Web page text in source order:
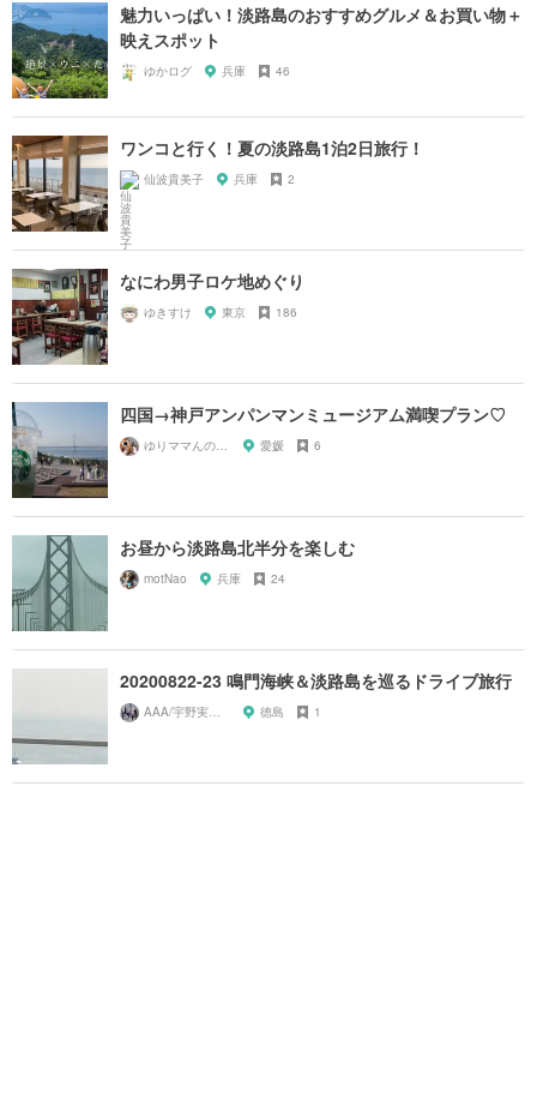
魅力いっぱい！淡路島のおすすめグルメ＆お買い物＋
映えスポット
ゆかログ 兵庫 46
ワンコと行く！夏の淡路島1泊2日旅行！
仙波貴美子 兵庫 2
なにわ男子ロケ地めぐり
ゆきすけ 東京 186
四国→神戸アンパンマンミュージアム満喫プラン♡
愛媛 6
お昼から淡路島北半分を楽しむ
motNao 兵庫 24
20200822-23 鳴門海峡＆淡路島を巡るドライブ旅行
徳島 1